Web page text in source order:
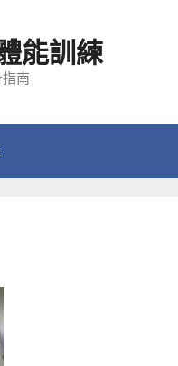
能訓練
南